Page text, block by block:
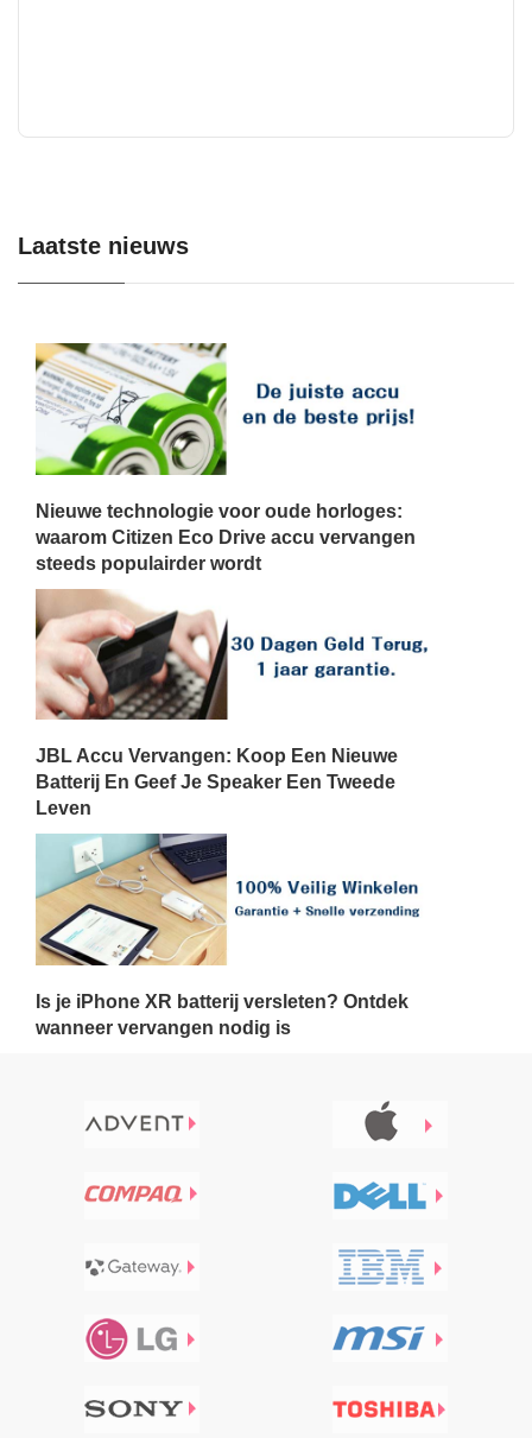
Laatste nieuws
Nieuwe technologie voor oude horloges:
waarom Citizen Eco Drive accu vervangen
steeds populairder wordt
JBL Accu Vervangen: Koop Een Nieuwe
Batterij En Geef Je Speaker Een Tweede
Leven
Is je iPhone XR batterij versleten? Ontdek
wanneer vervangen nodig is